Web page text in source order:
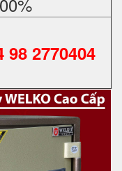
98 2770404